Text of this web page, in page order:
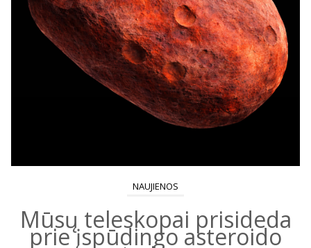
NAUJIENOS
Mūsų teleskopai prisideda
prie įspūdingo asteroido